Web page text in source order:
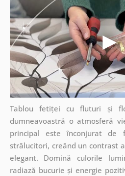
Tablou fetiței cu fluturi și
dumneavoastră o atmosferă
principal este înconjurat de
strălucitori, creând un contrast
elegant. Domină culorile
radiază bucurie și energie